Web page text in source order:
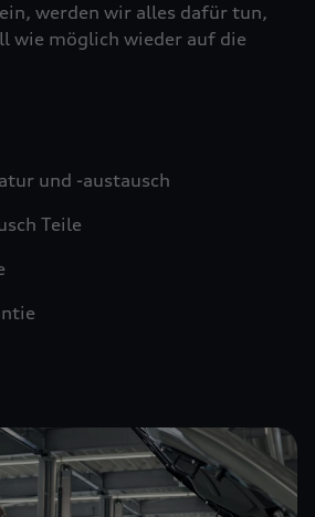
werden wir alles dafür tun,
wie möglich wieder auf die
und -austausch
Teile